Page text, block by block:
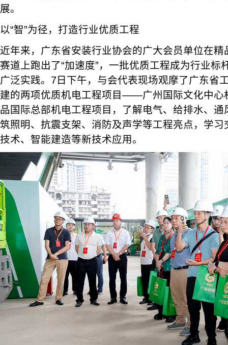
展。
以“智”为径，打造行业优质工程
近年来，广东省安装行业协会的广大会员单位在
赛道上跑出了“加速度”，一批优质工程成为行业标
广泛实践。7日下午，与会代表现场观摩了广东省
建的两项优质机电工程项目——广州国际文化中心
品国际总部机电工程项目，了解电气、给排水、
筑照明、抗震支架、消防及声学等工程亮点，学
技术、智能建造等新技术应用。